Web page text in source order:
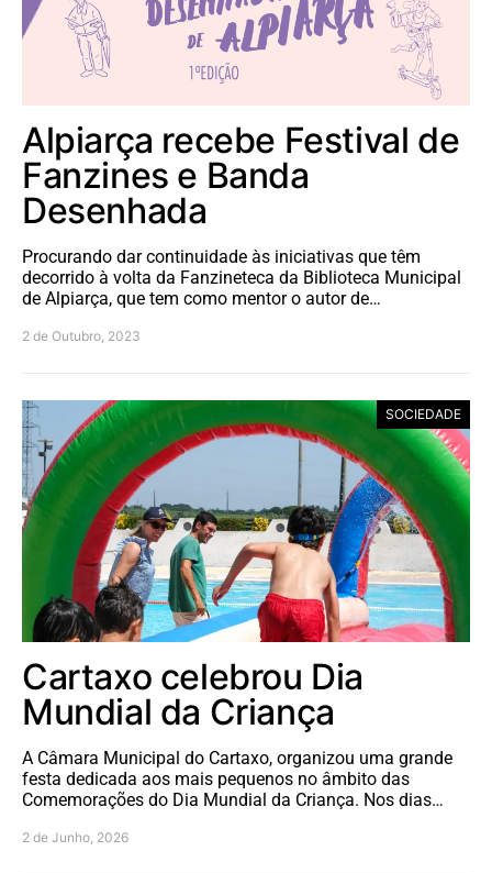
Alpiarça recebe Festival de
Fanzines e Banda
Desenhada
Procurando dar continuidade às iniciativas que têm
decorrido à volta da Fanzineteca da Biblioteca Municipal
de Alpiarça, que tem como mentor o autor de…
2 de Outubro, 2023
SOCIEDADE
Cartaxo celebrou Dia
Mundial da Criança
A Câmara Municipal do Cartaxo, organizou uma grande
festa dedicada aos mais pequenos no âmbito das
Comemorações do Dia Mundial da Criança. Nos dias…
2 de Junho, 2026